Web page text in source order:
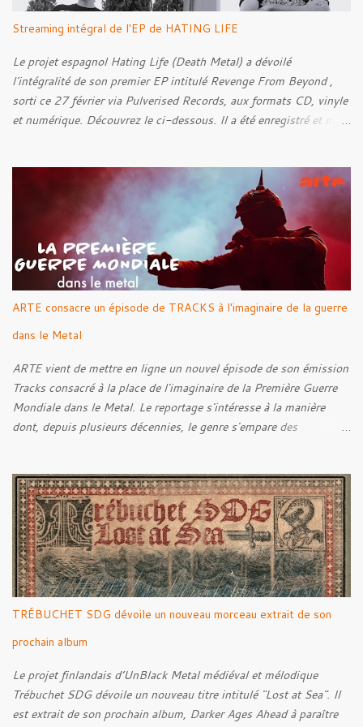
Streaming intégral de l'EP de HATING LIFE
Le projet espagnol Hating Life (Death Metal) a dévoilé
l'intégralité de son premier EP intitulé Revenge From Beyond ,
sorti ce 27 février via Pulverised Records, aux formats CD, vinyle
et numérique. Découvrez le ci-dessous. Il a été enregistré et mixé
Rebellion Against The Vile 05. Revenge From Beyond 06. The
Sense Of Fear
ARTE consacre un épisode de TRACKS à l'imaginaire de la guerre
dans le Metal
ARTE vient de mettre en ligne un nouvel épisode de son émission
Tracks consacré à la place de l'imaginaire de la Première Guerre
Mondiale dans le Metal. Le reportage s'intéresse à la manière
dont, depuis plusieurs décennies, le genre s'empare des
cette réflexion, Tracks est allé à la rencontre de Noise (
Kanonenfieber ) et de Dmytro Kumar ( 1914 ), qui reviennent sur
leur intérêt pour la Première Guerre mondiale. Le documentaire
donne également la parole au producteur Kristian "Kohle"
Kohlmannslehner, collaborateur de 1914 , ainsi qu'à l'historien
Ralf Raths, directeur du Musée allemand des blindés de Munster,
afin d'interroger plus largement la place des images de guerre
dans l'esthétique et l'imaginaire du Metal. Le reportage est à
découvrir ci-dessous :
TRÉBUCHET SDG dévoile un nouveau morceau extrait de son
prochain album
Le projet finlandais d’UnBlack Metal médiéval et mélodique
Trébuchet SDG dévoile un nouveau titre intitulé "Lost at Sea". Il
est extrait de son prochain album, Darker Ages Ahead à paraître